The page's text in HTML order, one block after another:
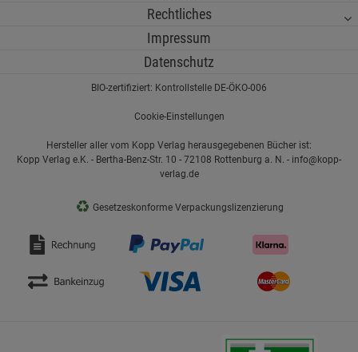
Rechtliches
Impressum
Datenschutz
BIO-zertifiziert: Kontrollstelle DE-ÖKO-006
Cookie-Einstellungen
Hersteller aller vom Kopp Verlag herausgegebenen Bücher ist:
Kopp Verlag e.K. - Bertha-Benz-Str. 10 - 72108 Rottenburg a. N. - info@kopp-
verlag.de
♻ Gesetzeskonforme Verpackungslizenzierung